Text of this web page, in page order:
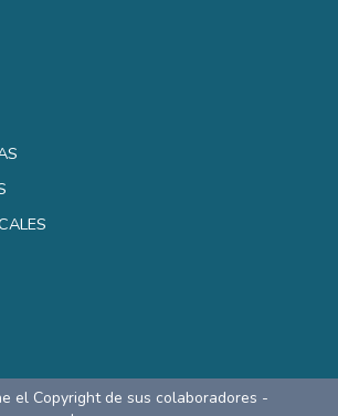
el Copyright de sus colaboradores -